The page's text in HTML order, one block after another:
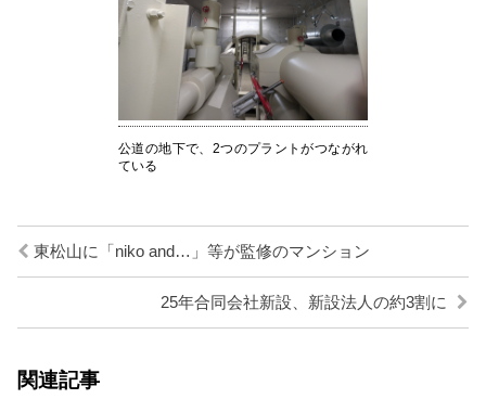
公道の地下で、2つのプラントがつながれ
ている
東松山に「niko and…」等が監修のマンション
25年合同会社新設、新設法人の約3割に
関連記事